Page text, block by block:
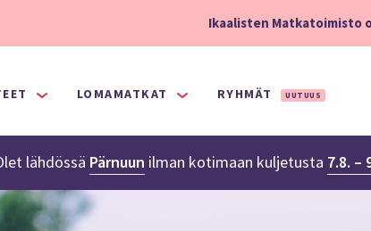
Ikaalisten Matkatoimisto
LOMAMATKAT RYHMÄT UUTUUS
lähdössä Pärnuun ilman kotimaan kuljetusta 7.8. –